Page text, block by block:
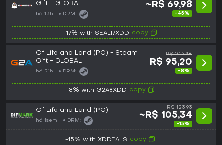
Gift - GLOBAL
há 13h DRM:
~R$ 69,98
-45%
-17% with SEAL17XDD copy
Of Life and Land (PC) - Steam
Gift - GLOBAL
há 21h DRM:
R$ 103,48
R$ 95,20
-8%
-8% with G2A8XDD copy
Of Life and Land (PC)
há 1sem DRM:
R$ 123,93
~R$ 105,34
-15%
-15% with XDDEALS copy